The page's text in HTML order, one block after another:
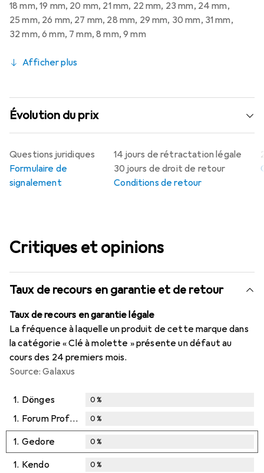
18 mm,19 mm, 20 mm, 21 mm, 22 mm, 23 mm, 24 mm,
25 mm, 26 mm, 27 mm, 28 mm, 29 mm, 30 mm, 31 mm,
32 mm,6 mm, 7 mm,8 mm,9 mm
Afficher plus
Évolution du prix
14 jours de rétractation légale
30 jours de droit de retour
Conditions de retour
Questions juridiques
Formulaire de
signalement
Critiques et opinions
Taux de recours en garantie et de retour
Taux de recours en garantie légale
La fréquence à laquelle un produit de cette marque dans
la catégorie « Clé à molette » présente un défaut au
cours des 24 premiers mois.
Source: Galaxus
1. Dönges 0%
1. Forum Professional Solutions 0%
1. Gedore 0%
1. Kendo 0%